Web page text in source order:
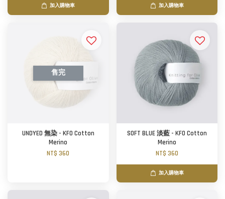
加入購物車 加入購物車
售完
UNDYED 無染 - KFO Cotton
Merino
NT$ 360
SOFT BLUE 淡藍 - KFO Cotton
Merino
NT$ 360
加入購物車